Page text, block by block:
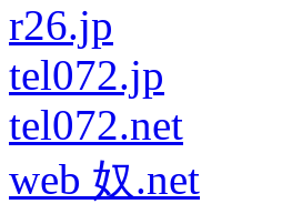
r26.jp
tel072.jp
tel072.net
web 奴.net